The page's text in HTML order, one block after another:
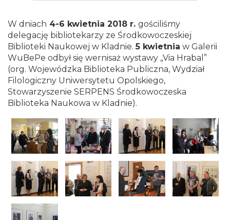
Publiczna
im.
Emanuela
Smołki
w
Opolu
W dniach 4-6 kwietnia 2018 r. gościliśmy
delegację bibliotekarzy ze Środkowoczeskiej
Biblioteki Naukowej w Kladnie.5 kwietnia w Galerii
WuBePe odbył się wernisaż wystawy „Via Hrabal”
(org. Wojewódzka Biblioteka Publiczna, Wydział
Filologiczny Uniwersytetu Opolskiego,
Stowarzyszenie SERPENS Środkowoczeska
Biblioteka Naukowa w Kladnie).